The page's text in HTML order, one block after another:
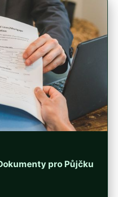
pro Půjčku